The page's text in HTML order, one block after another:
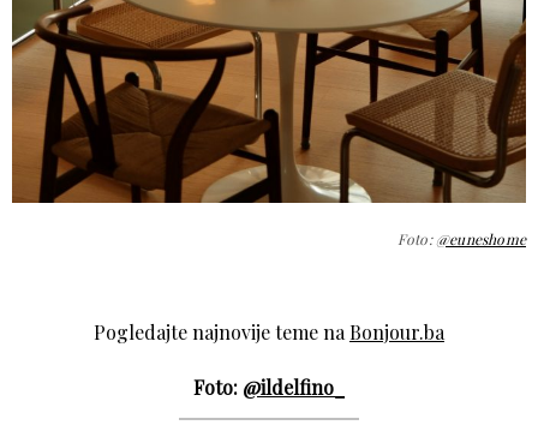
Foto:@euneshome
Pogledajte najnovije teme na Bonjour.ba
Foto: @ildelfino_